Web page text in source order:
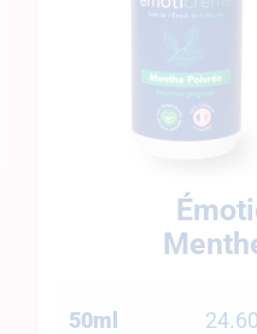
50ml 24.60